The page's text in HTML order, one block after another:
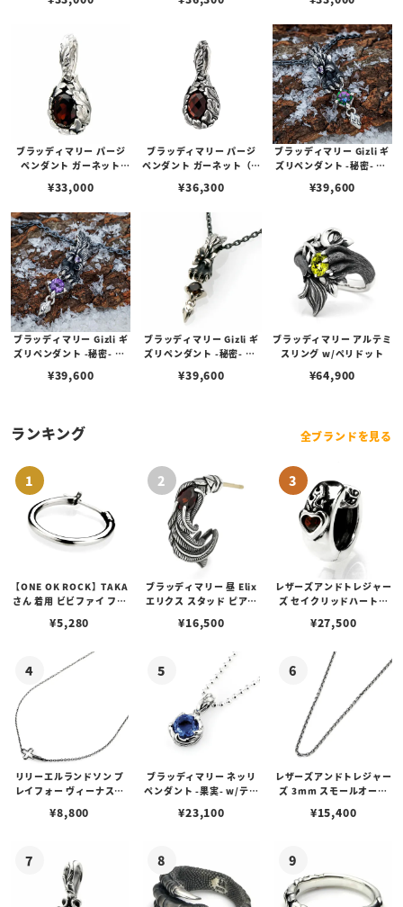
ット） ット）
ブラッディマリー パージ
ペンダント ガーネット
ット）
¥33,000
ブラッディマリー パージ
ペンダント ガーネット（チ
¥36,300
ブラッディマリー Gizli ギ
ズリペンダント -秘密- w/
ープルサファイア
¥39,600
ブラッディマリー Gizli ギ
ズリペンダント -秘密- w/
ァイア
¥39,600
ブラッディマリー Gizli ギ
ズリペンダント -秘密- w/
¥39,600
ブラッディマリー アルテミ
スリング w/ペリドット
¥64,900
ランキング 全ブランドを見る
【ONE OK ROCK】TAKA
さん 着用 ビビファイ フー
¥5,280
ブラッディマリー 昼 Elix
エリクス スタッド ピアス
¥16,500
レザーズアンドトレジャー
ズ セイクリッドハートピ
¥27,500
リリーエルランドソン プ
レイフォー ヴィーナスチ
¥8,800
ブラッディマリー ネッリ
ペンダント -果実- w/ティ
¥23,100
レザーズアンドトレジャー
ズ 3mm スモールオーバ
ブスタークラスプ＆LTロ
¥15,400